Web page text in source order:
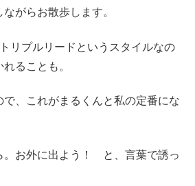
がらお散歩します。
リプルリードというスタイルなの
ることも。
で、これがまるくんと私の定番にな
。お外に出よう！ と、言葉で誘っ